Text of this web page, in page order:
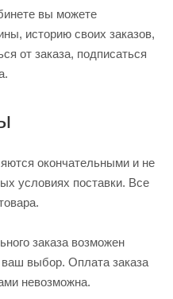
вы можете
историю своих заказов,
от заказа, подписаться
окончательными и не
условиях поставки. Все
заказа возможен
выбор. Оплата заказа
невозможна.